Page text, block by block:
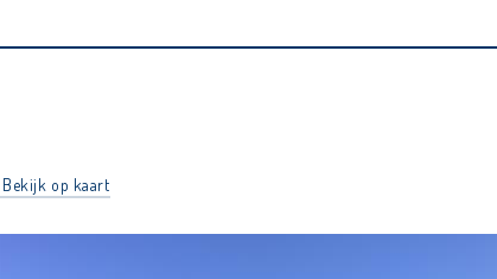
Bekijk op kaart